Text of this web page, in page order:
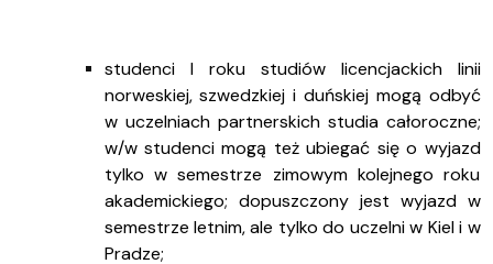
studenci I roku studiów licencjackich linii
norweskiej, szwedzkiej i duńskiej mogą odbyć
w uczelniach partnerskich studia całoroczne;
w/w studenci mogą też ubiegać się o wyjazd
tylko w semestrze zimowym kolejnego roku
akademickiego; dopuszczony jest wyjazd w
semestrze letnim, ale tylko do uczelni w Kiel i w
Pradze;